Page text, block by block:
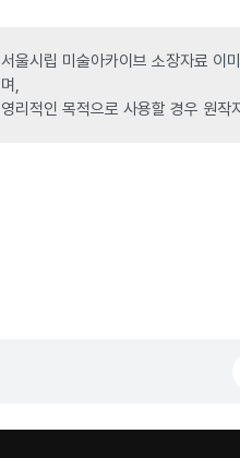
서울시립 미술아카이브 소장자료 이
며,
영리적인 목적으로 사용할 경우 원작